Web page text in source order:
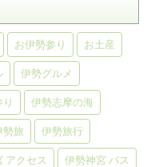
お伊勢参り お土産
伊勢グルメ
伊勢志摩の海
勢旅 伊勢旅行
アクセス 伊勢神宮 バス